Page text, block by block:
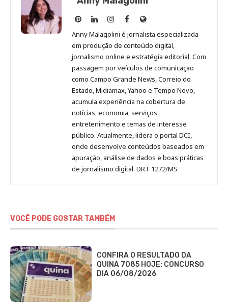
Anny
Malagolini
no
Pinterest
Anny
Malagolini
no
LinkedIn
Anny
Malagolini
no
Instagram
Anny
Malagolini
no
Facebook
Site
de
Anny
Malagolini
Anny Malagolini é jornalista especializada
em produção de conteúdo digital,
jornalismo online e estratégia editorial. Com
passagem por veículos de comunicação
como Campo Grande News, Correio do
Estado, Midiamax, Yahoo e Tempo Novo,
acumula experiência na cobertura de
notícias, economia, serviços,
entretenimento e temas de interesse
público. Atualmente, lidera o portal DCI,
onde desenvolve conteúdos baseados em
apuração, análise de dados e boas práticas
de jornalismo digital. DRT 1272/MS
VOCÊ PODE GOSTAR TAMBÉM
CONFIRA O RESULTADO DA
QUINA 7085 HOJE: CONCURSO
DIA 06/08/2026